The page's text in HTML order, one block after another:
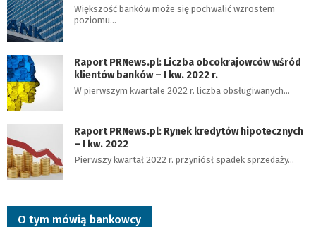
Większość banków może się pochwalić wzrostem
poziomu…
Raport PRNews.pl: Liczba obcokrajowców wśród
klientów banków – I kw. 2022 r.
W pierwszym kwartale 2022 r. liczba obsługiwanych…
Raport PRNews.pl: Rynek kredytów hipotecznych
– I kw. 2022
Pierwszy kwartał 2022 r. przyniósł spadek sprzedaży…
O tym mówią bankowcy